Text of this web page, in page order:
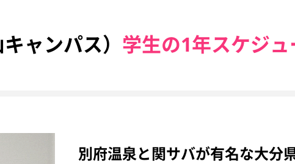
ャンパス） 学生の1年スケジュ
別府温泉と関サバが有名な大分